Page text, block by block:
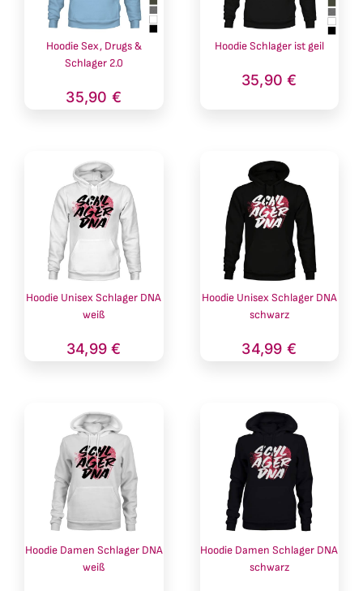
Hoodie Sex, Drugs &
Schlager 2.0
35,90 €
Hoodie Schlager ist geil
35,90€
Hoodie Unisex Schlager DNA
weiß
34,99€
Hoodie Unisex Schlager DNA
schwarz
34,99 €
Hoodie Damen Schlager DNA
weiß
Hoodie Damen Schlager DNA
schwarz